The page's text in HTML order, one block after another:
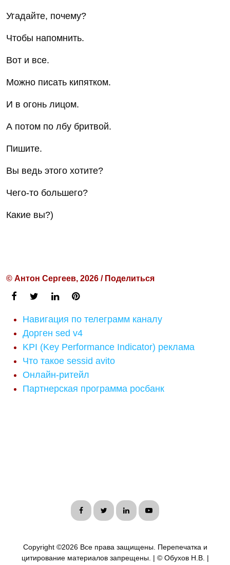
Угадайте, почему?
Чтобы напомнить.
Вот и все.
Можно писать кипятком.
И в огонь лицом.
А потом по лбу бритвой.
Пишите.
Вы ведь этого хотите?
Чего-то большего?
Какие вы?)
© Антон Сергеев, 2026 / Поделиться
Навигация по телеграмм каналу
Дорген sed v4
KPI (Key Performance Indicator) реклама
Что такое sessid avito
Онлайн-ритейл
Партнерская программа росбанк
Copyright ©2026 Все права защищены. Перепечатка и
цитирование материалов запрещены. | © Обухов Н.В. |